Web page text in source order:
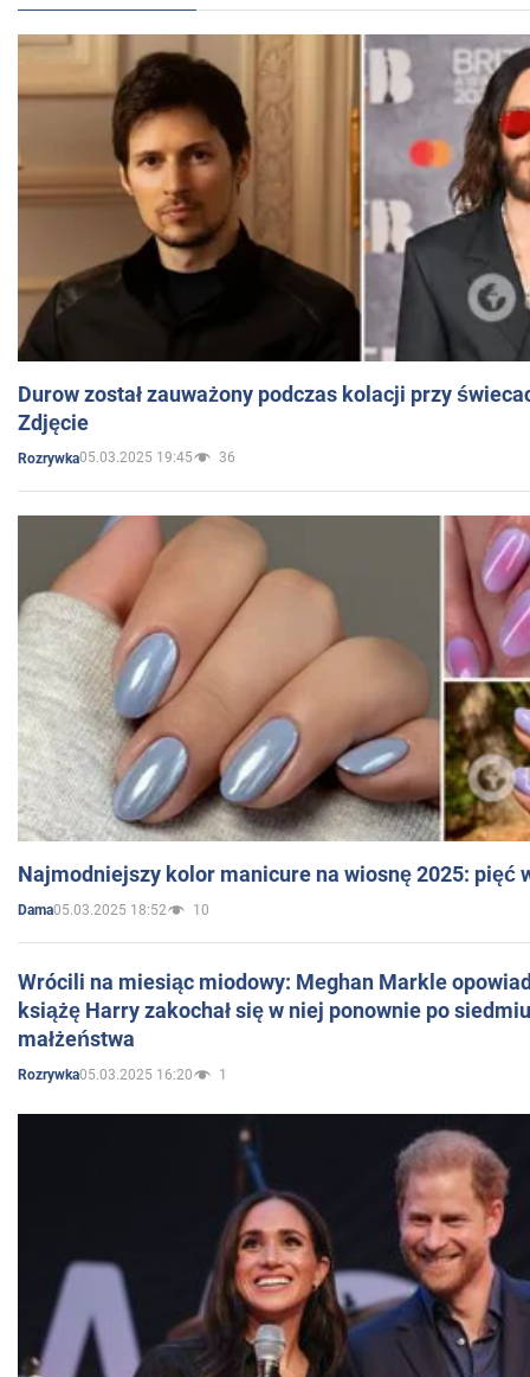
Durow został zauważony podczas kolacji przy
Zdjęcie
Rozrywka05.03.2025 19:45 36
Najmodniejszy kolor manicure na wiosnę 2025: pięć
Dama05.03.2025 18:52 10
Wrócili na miesiąc miodowy: Meghan Markle
książę Harry zakochał się w niej ponownie po
małżeństwa
Rozrywka05.03.2025 16:20 1